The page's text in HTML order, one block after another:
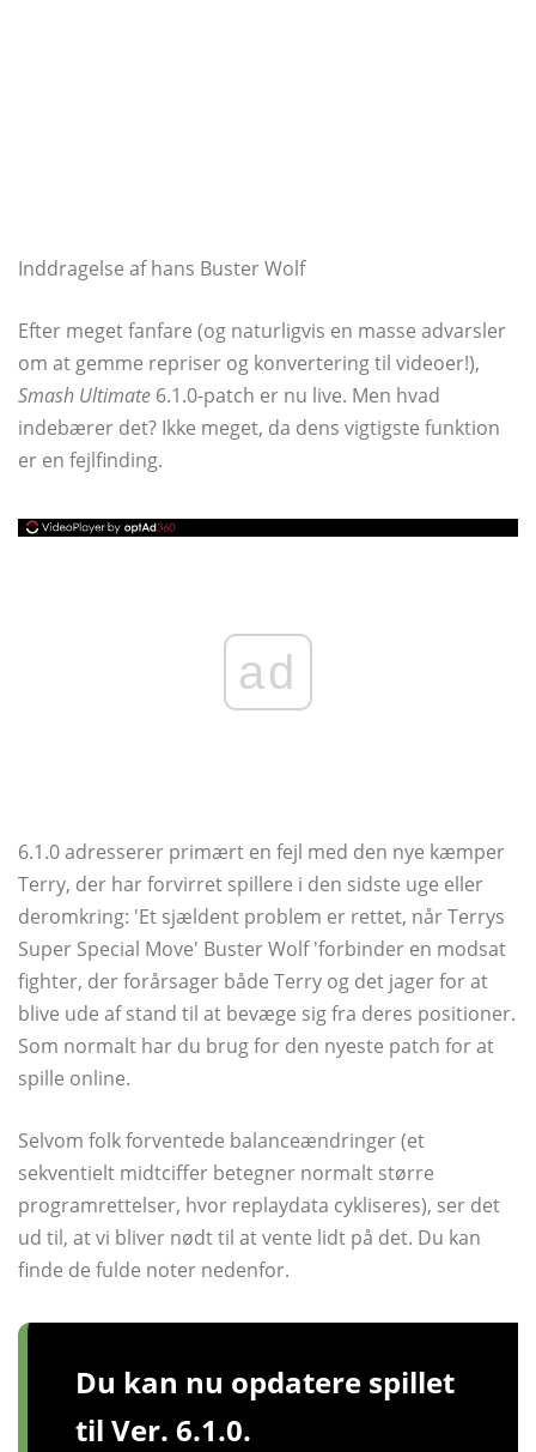
Inddragelse af hans Buster Wolf
Efter meget fanfare (og naturligvis en masse advarsler
om at gemme repriser og konvertering til videoer!),
Smash Ultimate 6.1.0-patch er nu live. Men hvad
indebærer det? Ikke meget, da dens vigtigste funktion
er en fejlfinding.
ad
6.1.0 adresserer primært en fejl med den nye kæmper
Terry, der har forvirret spillere i den sidste uge eller
deromkring: 'Et sjældent problem er rettet, når Terrys
Super Special Move' Buster Wolf 'forbinder en modsat
fighter, der forårsager både Terry og det jager for at
blive ude af stand til at bevæge sig fra deres positioner.
Som normalt har du brug for den nyeste patch for at
spille online.
Selvom folk forventede balanceændringer (et
sekventielt midtciffer betegner normalt større
programrettelser, hvor replaydata cykliseres), ser det
ud til, at vi bliver nødt til at vente lidt på det. Du kan
finde de fulde noter nedenfor.
Du kan nu opdatere spillet
til Ver. 6.1.0.